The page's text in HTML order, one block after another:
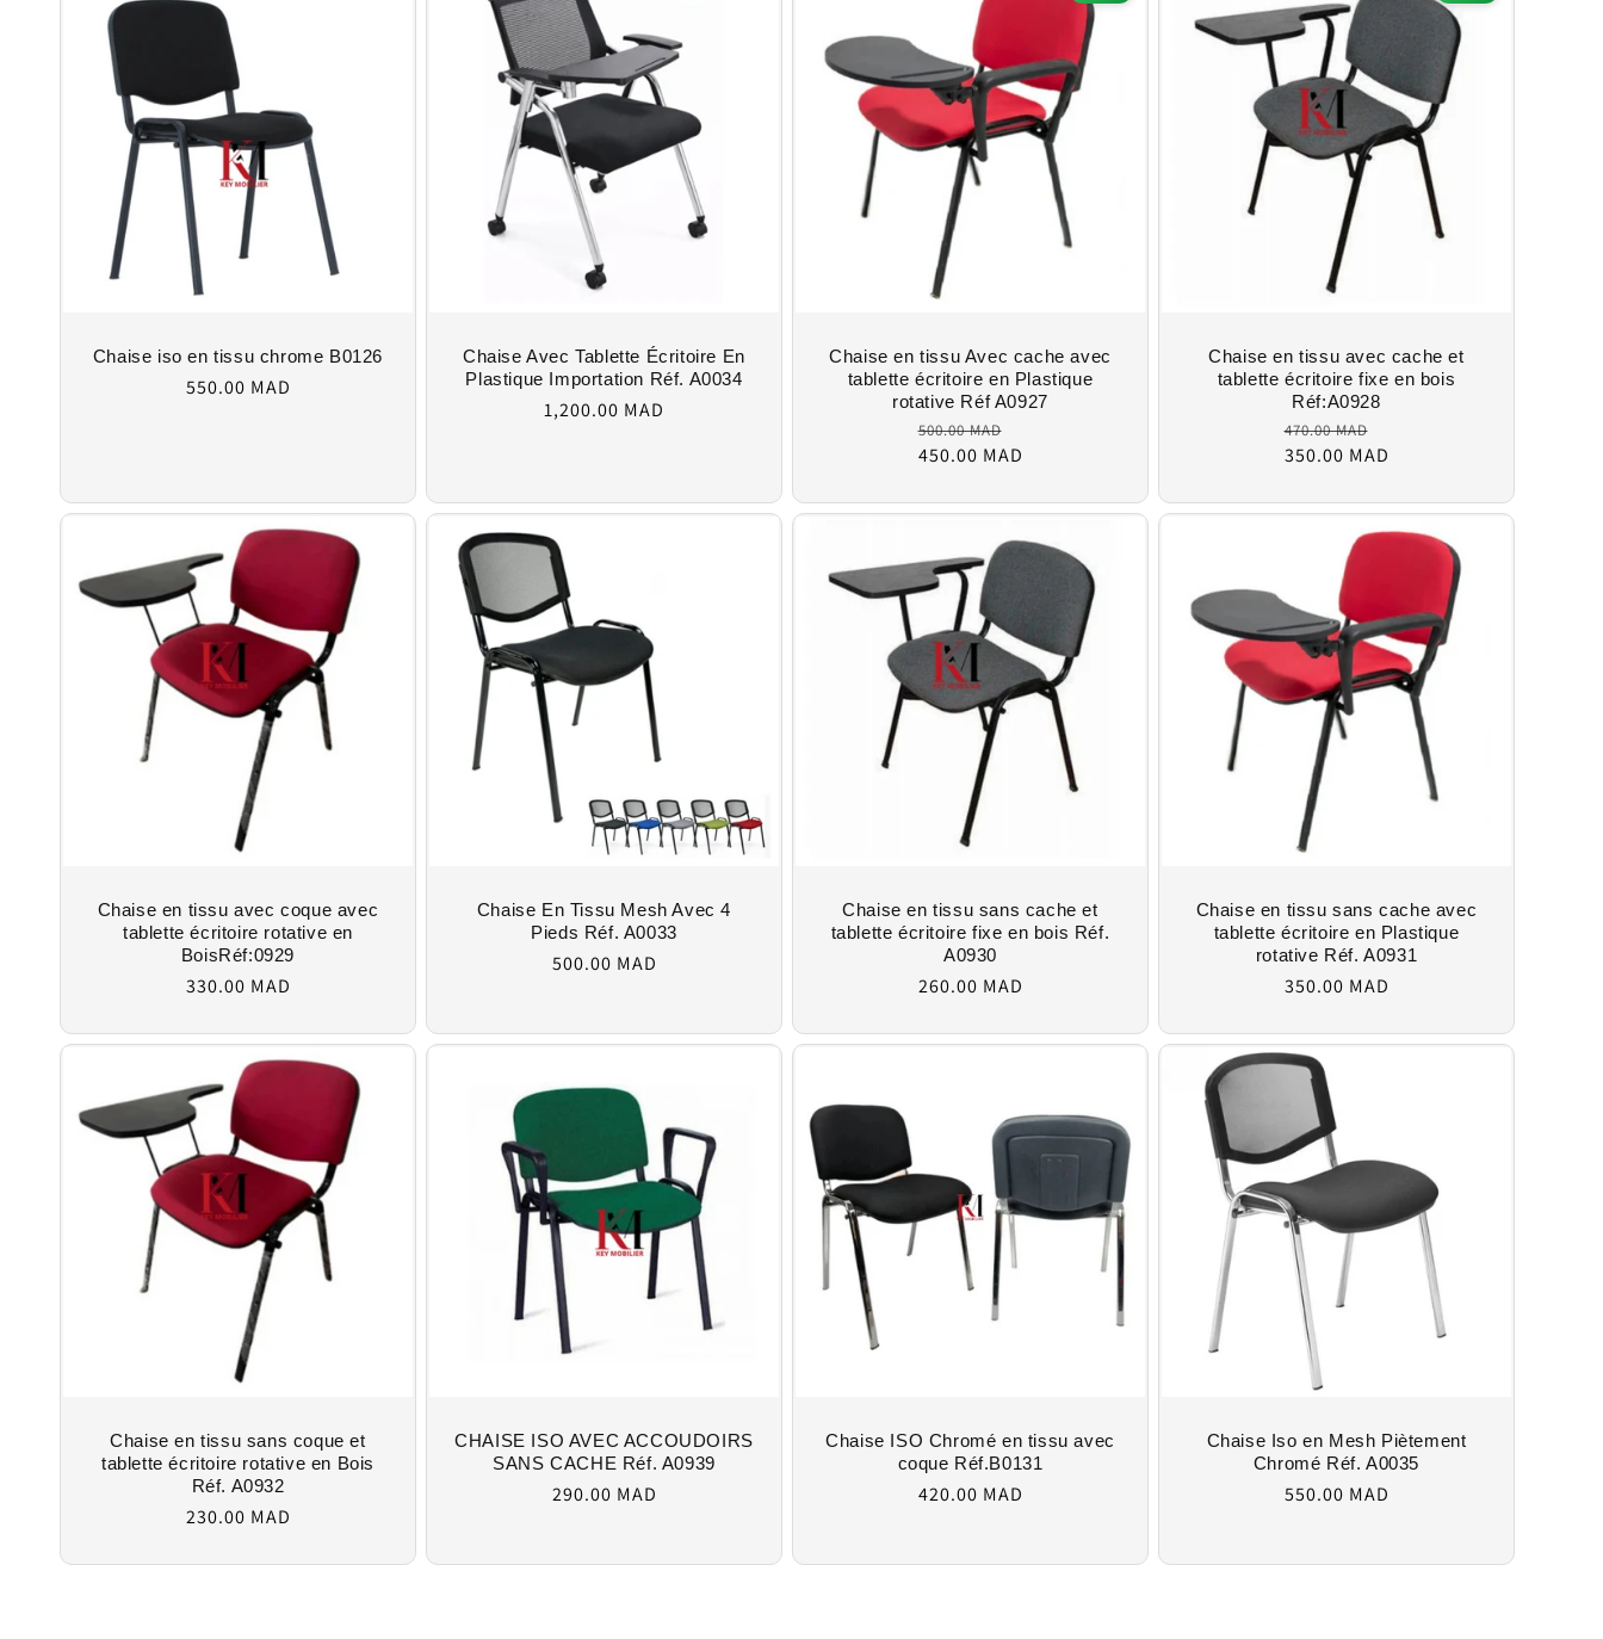
Chaise iso en tissu chrome B0126
Regular
price
550.00 MAD
Chaise Avec Tablette Écritoire En
Plastique Importation Réf. A0034
Regular
price
1,200.00 MAD
Chaise en tissu Avec cache avec
tablette écritoire en Plastique
rotative Réf A0927
Regular
price
500.00 MAD
Sale
price
450.00 MAD
Chaise en tissu avec cache et
tablette écritoire fixe en bois
Réf:A0928
Regular
price
470.00 MAD
Sale
price
350.00 MAD
Chaise en tissu avec coque avec
tablette écritoire rotative en
BoisRéf:0929
Regular
price
330.00 MAD
Chaise En Tissu Mesh Avec 4
Pieds Réf. A0033
Regular
price
500.00 MAD
Chaise en tissu sans cache et
tablette écritoire fixe en bois Réf.
A0930
Regular
price
260.00 MAD
Chaise en tissu sans cache avec
tablette écritoire en Plastique
rotative Réf. A0931
Regular
price
350.00 MAD
Chaise en tissu sans coque et
tablette écritoire rotative en Bois
Réf. A0932
Regular
price
230.00 MAD
CHAISE ISO AVEC ACCOUDOIRS
SANS CACHE Réf. A0939
Regular
price
290.00 MAD
Chaise ISO Chromé en tissu avec
coque Réf.B0131
Regular
price
420.00 MAD
Chaise Iso en Mesh Piètement
Chromé Réf. A0035
Regular
price
550.00 MAD